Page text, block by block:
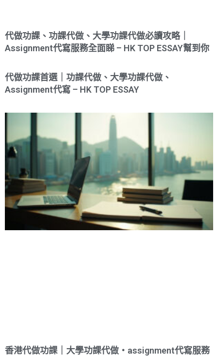
代做功課、功課代做、大學功課代做必讀攻略｜
Assignment代寫服務全面睇 – HK TOP ESSAY幫到你
代做功課首選｜功課代做、大學功課代做、
Assignment代寫 – HK TOP ESSAY
香港代做功課｜大學功課代做・assignment代寫服務